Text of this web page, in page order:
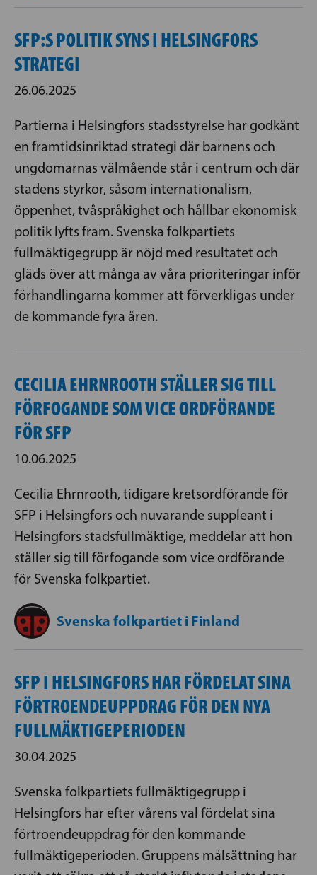
SFP:S POLITIK SYNS I HELSINGFORS
STRATEGI
26.06.2025
Partierna i Helsingfors stadsstyrelse har godkänt
en framtidsinriktad strategi där barnens och
ungdomarnas välmående står i centrum och där
stadens styrkor, såsom internationalism,
öppenhet, tvåspråkighet och hållbar ekonomisk
politik lyfts fram. Svenska folkpartiets
fullmäktigegrupp är nöjd med resultatet och
gläds över att många av våra prioriteringar inför
förhandlingarna kommer att förverkligas under
de kommande fyra åren.
CECILIA EHRNROOTH STÄLLER SIG TILL
FÖRFOGANDE SOM VICE ORDFÖRANDE
FÖR SFP
10.06.2025
Cecilia Ehrnrooth, tidigare kretsordförande för
SFP i Helsingfors och nuvarande suppleant i
Helsingfors stadsfullmäktige, meddelar att hon
ställer sig till förfogande som vice ordförande
för Svenska folkpartiet.
Svenska folkpartiet i Finland
SFP I HELSINGFORS HAR FÖRDELAT SINA
FÖRTROENDEUPPDRAG FÖR DEN NYA
FULLMÄKTIGEPERIODEN
30.04.2025
Svenska folkpartiets fullmäktigegrupp i
Helsingfors har efter vårens val fördelat sina
förtroendeuppdrag för den kommande
fullmäktigeperioden. Gruppens målsättning har